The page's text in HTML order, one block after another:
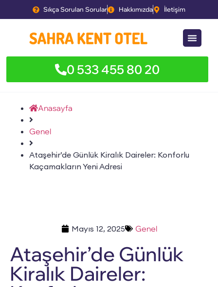
Sıkça Sorulan Sorular Hakkımızda İletişim
0 533 455 80 20
Anasayfa
Genel
Ataşehir’de Günlük Kiralık Daireler: Konforlu
Kaçamakların Yeni Adresi
Mayıs 12, 2025 Genel
Ataşehir’de Günlük
Kiralık Daireler: